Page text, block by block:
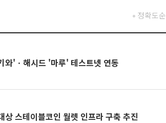
정확도순
와'ㆍ해시드 '마루' 테스트넷 연동
상 스테이블코인 월렛 인프라 구축 추진